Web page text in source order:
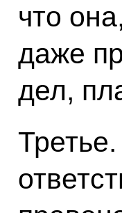
что
даже
дел,